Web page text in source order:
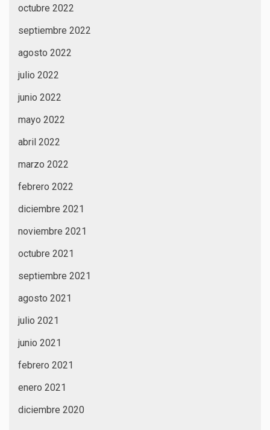
octubre 2022
septiembre 2022
agosto 2022
julio 2022
junio 2022
mayo 2022
abril 2022
marzo 2022
febrero 2022
diciembre 2021
noviembre 2021
octubre 2021
septiembre 2021
agosto 2021
julio 2021
junio 2021
febrero 2021
enero 2021
diciembre 2020